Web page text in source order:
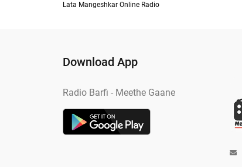
Lata Mangeshkar Online Radio
Download App
Radio Barfi - Meethe Gaane